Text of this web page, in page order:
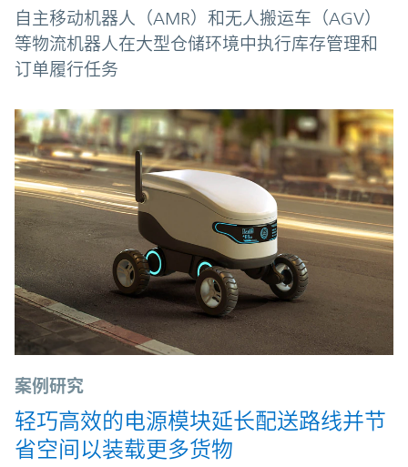
自主移动机器人（AMR）和无人搬运车（AGV）
等物流机器人在大型仓储环境中执行库存管理和
订单履行任务
案例研究
轻巧高效的电源模块延长配送路线并节
省空间以装载更多货物